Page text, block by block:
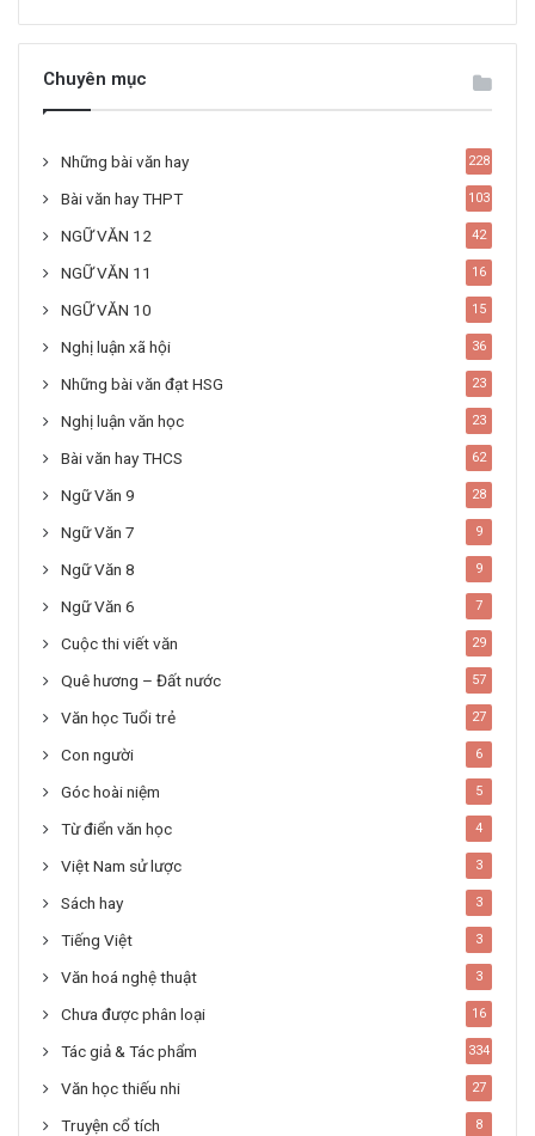
Chuyên mục
Những bài văn hay 228
Bài văn hay THPT 103
NGỮ VĂN 12 42
NGỮ VĂN 11 16
NGỮ VĂN 10 15
Nghị luận xã hội 36
Những bài văn đạt HSG 23
Nghị luận văn học 23
Bài văn hay THCS 62
Ngữ Văn 9 28
Ngữ Văn 7 9
Ngữ Văn 8 9
Ngữ Văn 6 7
Cuộc thi viết văn 29
Quê hương – Đất nước 57
Văn học Tuổi trẻ 27
Con người 6
Góc hoài niệm 5
Từ điển văn học 4
Việt Nam sử lược 3
Sách hay 3
Tiếng Việt 3
Văn hoá nghệ thuật 3
Chưa được phân loại 16
Tác giả & Tác phẩm 334
Văn học thiếu nhi 27
Truyện cổ tích 8